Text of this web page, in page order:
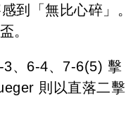
到「無比心碎」。
。
、6-4、7-6(5) 擊
則以直落二擊